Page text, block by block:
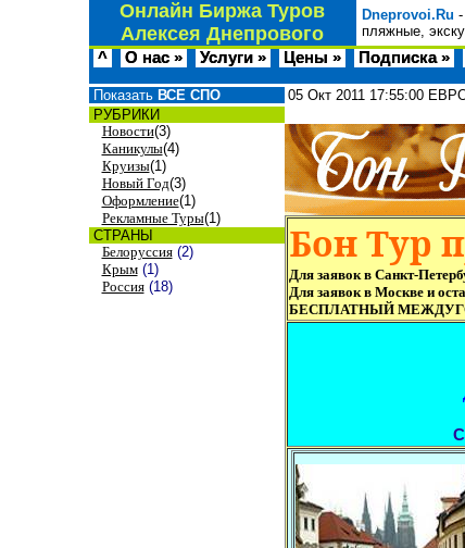
Онлайн Биржа Туров
Алексея Днепрового
Dneprovoi.Ru
пляжные,
^ О нас » Услуги » Цены » Подписка »
Показать ВСЕ СПО
РУБРИКИ
Новости(3)
Каникулы(4)
Круизы(1)
Новый Год(3)
Оформление(1)
Рекламные Туры(1)
СТРАНЫ
Белоруссия (2)
Крым (1)
Россия (18)
05 Окт 2011 17:55:00
Бон Тур
Для заявок в Санкт-
Для заявок в Москве и
БЕСПЛАТНЫЙ